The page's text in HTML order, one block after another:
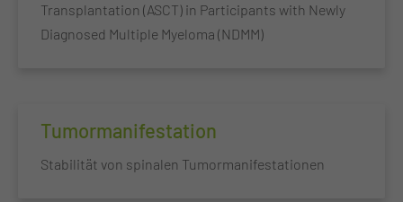
Transplantation (ASCT) in Participants with Newly
Diagnosed Multiple Myeloma (NDMM)
Tumormanifestation
Stabilität von spinalen Tumormanifestationen